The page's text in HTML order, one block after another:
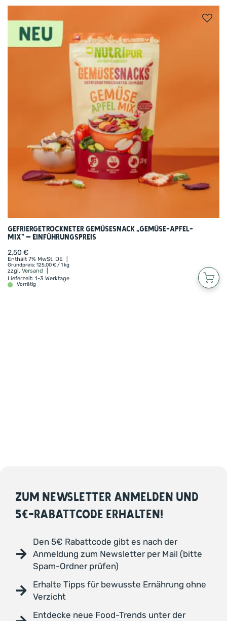
Gefriergetrockneter Gemüsesnack „Gemüse-Apfel-
Mix“ – Einführungspreis
2,50 €
Enthält 7% MwSt. DE
Grundpreis: 125,00€/ 1 kg
zzgl. Versand
Lieferzeit: 1-3 Werktage
Vorrätig
ZUM NEWSLETTER ANMELDEN UND
5€-RABATTCODE ERHALTEN!
Den 5€ Rabattcode gibt es nach der
Anmeldung zum Newsletter per Mail (bitte
Spam-Ordner prüfen)
Erhalte Tipps für bewusste Ernährung ohne
Verzicht
Entdecke neue Food-Trends unter der